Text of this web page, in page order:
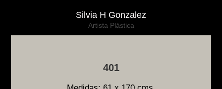
Silvia H Gonzalez
Artista Plástica
401